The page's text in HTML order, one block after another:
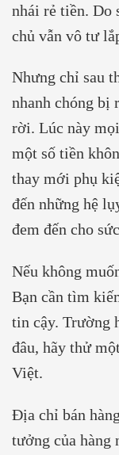
nhái rẻ tiền. Do
chủ vẫn vô tư
Nhưng chỉ sau
nhanh chóng bị
rời. Lúc này
một số tiền
thay mới phụ
đến những hệ
đem đến cho
Nếu không
Bạn cần tìm
tin cậy. Trường
đâu, hãy thử
Việt.
Địa chỉ bán
tưởng của hàng